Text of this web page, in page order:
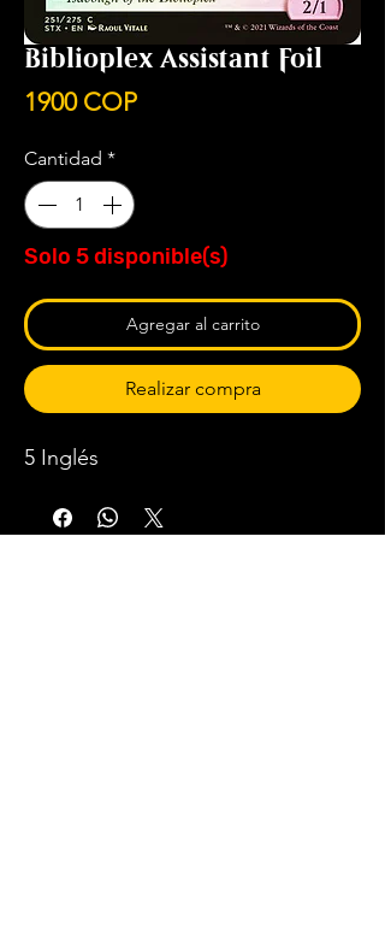
Biblioplex Assistant Foil
1900 COPPrecio
Cantidad *
Solo 5 disponible(s)
Agregar al carrito
Realizar compra
5 Inglés